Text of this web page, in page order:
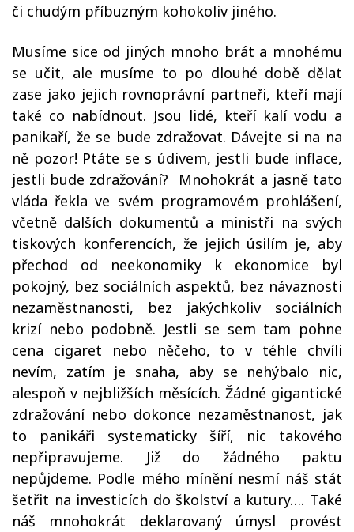
či chudým příbuzným kohokoliv jiného.
Musíme sice od jiných mnoho brát a mnohému
se učit, ale musíme to po dlouhé době dělat
zase jako jejich rovnoprávní partneři, kteří mají
také co nabídnout. Jsou lidé, kteří kalí vodu a
panikaří, že se bude zdražovat. Dávejte si na na
ně pozor! Ptáte se s údivem, jestli bude inflace,
jestli bude zdražování? Mnohokrát a jasně tato
vláda řekla ve svém programovém prohlášení,
včetně dalších dokumentů a ministři na svých
tiskových konferencích, že jejich úsilím je, aby
přechod od neekonomiky k ekonomice byl
pokojný, bez sociálních aspektů, bez návaznosti
nezaměstnanosti, bez jakýchkoliv sociálních
krizí nebo podobně. Jestli se sem tam pohne
cena cigaret nebo něčeho, to v téhle chvíli
nevím, zatím je snaha, aby se nehýbalo nic,
alespoň v nejbližších měsících. Žádné gigantické
zdražování nebo dokonce nezaměstnanost, jak
to panikáři systematicky šíří, nic takového
nepřipravujeme. Již do žádného paktu
nepůjdeme. Podle mého mínění nesmí náš stát
šetřit na investicích do školství a kutury…. Také
náš mnohokrát deklarovaný úmysl provést